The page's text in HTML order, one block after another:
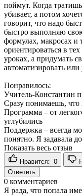
поймут. Когда
убивает, а потом
говорит, что надо
быстро выполняю
формулах, макросах и
ориентироваться в
уроках, а придумать
автоматизировать
Понравилось:
Учитель-Константин
Сразу понимаешь, что
Программа – от
углубились
Поддержка – всегда
понятно. Я задавала
Показать весь отзыв
Нравится: 0
Ответить
0 комментариев
Я рада, что попала